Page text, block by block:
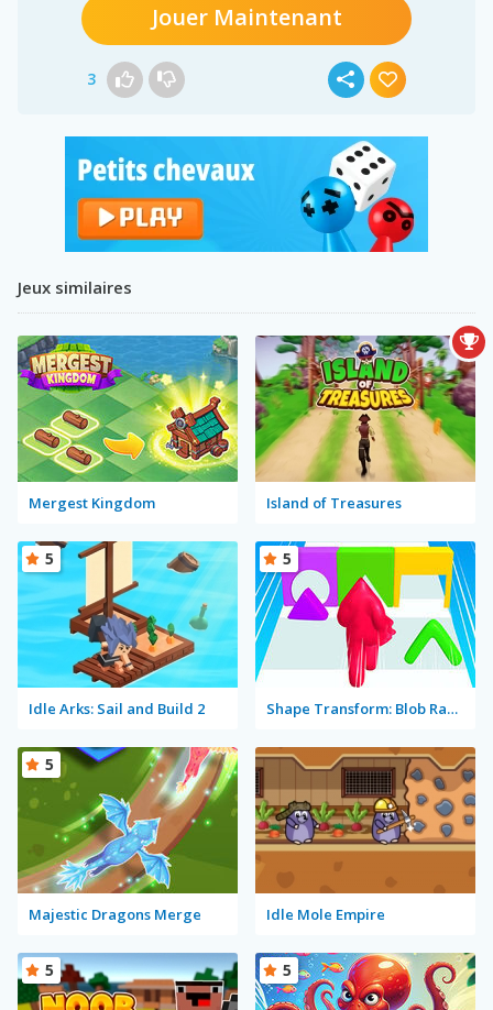
Jouer Maintenant
3
Jeux similaires
Mergest Kingdom Island of Treasures
Idle Arks: Sail and Build 2
5
Shape Transform: Blob Racing
5
Majestic Dragons Merge
5
Idle Mole Empire
5 5